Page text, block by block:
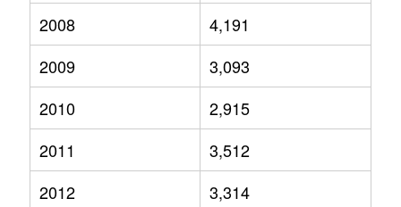
2008
4,191
2009
3,093
2010
2,915
2011
3,512
2012
3,314